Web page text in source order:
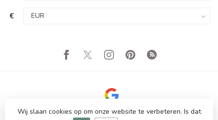
€
© Copyright 2026 Totale Showroom Leegverkoop! Tot 80%
Wij slaan cookies op om onze website te verbeteren. Is dat